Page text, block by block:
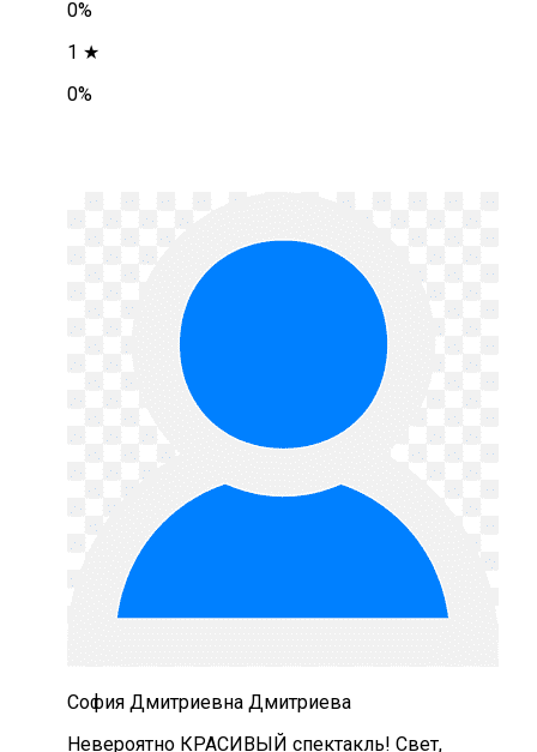
0%
1 ★
0%
София Дмитриевна Дмитриева
Невероятно КРАСИВЫЙ спектакль! Свет,